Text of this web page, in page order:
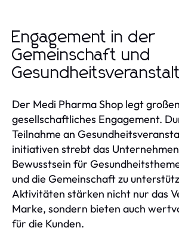
Engagement in der
Gemeinschaft und
Der Medi Pharma Shop legt
gesellschaftliches Engagement.
Teilnahme an
initiativen strebt das
Bewusstsein für
und die Gemeinschaft zu
Aktivitäten stärken nicht nur das
Marke, sondern bieten auch
für die Kunden.